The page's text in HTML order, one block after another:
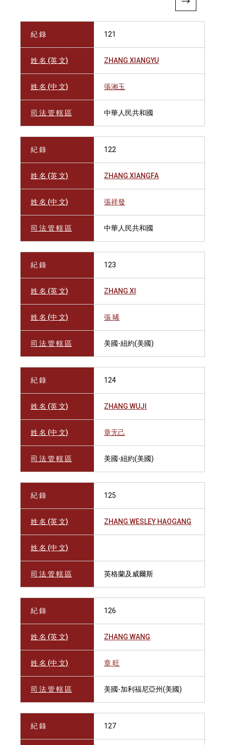
紀 錄 121
姓 名 (英 文) ZHANG XIANGYU
姓 名 (中 文) 張湘玉
司 法 管 轄 區 中華人民共和國
紀 錄 122
姓 名 (英 文) ZHANG XIANGFA
姓 名 (中 文) 張祥發
司 法 管 轄 區 中華人民共和國
紀 錄 123
姓 名 (英 文) ZHANG XI
姓 名 (中 文) 張 晞
司 法 管 轄 區 美國-紐約(美國)
紀 錄 124
姓 名 (英 文) ZHANG WUJI
姓 名 (中 文) 章无己
司 法 管 轄 區 美國-紐約(美國)
紀 錄 125
姓 名 (英 文) ZHANG WESLEY HAOGANG
姓 名 (中 文)
司 法 管 轄 區 英格蘭及威爾斯
紀 錄 126
姓 名 (英 文) ZHANG WANG
姓 名 (中 文) 章 旺
司 法 管 轄 區 美國-加利福尼亞州(美國)
紀 錄 127